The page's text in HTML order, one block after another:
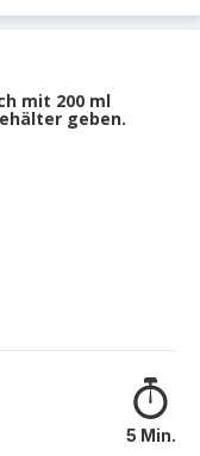
mit 200 ml
geben.
5 Min.